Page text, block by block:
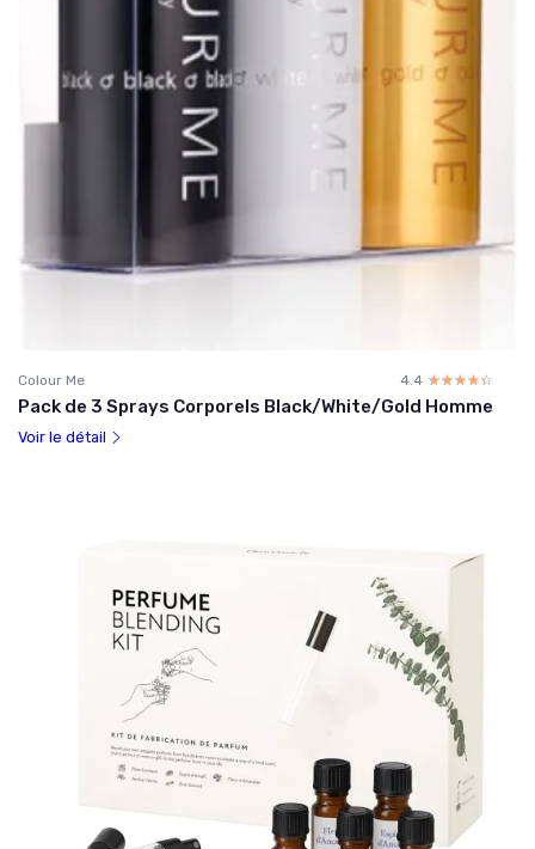
Colour Me 4.4 ☆☆☆☆☆
★★★★★
Pack de 3 Sprays Corporels Black/White/Gold Homme
Voir le détail